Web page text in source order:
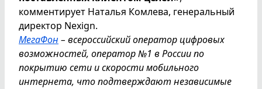
комментирует Наталья Комлева, генеральный
директор Nexign.
МегаФон – всероссийский оператор цифровых
возможностей, оператор №1 в России по
покрытию сети и скорости мобильного
интернета, что подтверждают независимые